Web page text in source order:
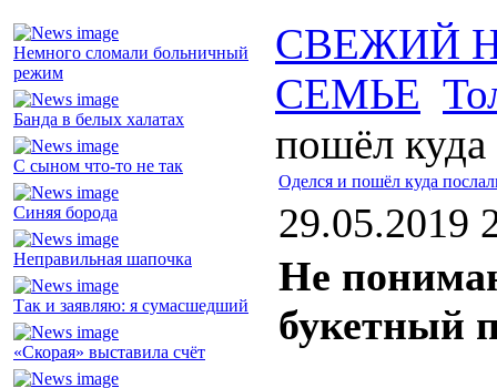
Немного сломали больничный
режим
Банда в белых халатах
С сыном что-то не так
Синяя борода
Неправильная шапочка
Так и заявляю: я сумасшедший
«Скорая» выставила счёт
СВЕЖИЙ
СЕМЬЕ
пошёл куда
Оделся и пошёл куда
29.05.2019
Не
букетный